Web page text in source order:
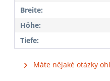
Breite:
Höhe:
Tiefe:
Máte nějaké otázky